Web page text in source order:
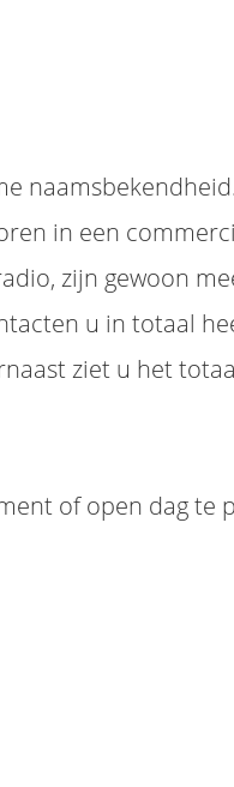
in een
zijn gewoon
u in totaal
ziet u het
of open dag te